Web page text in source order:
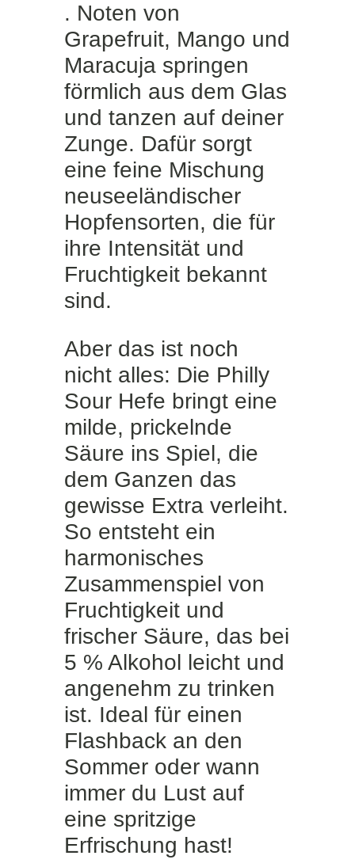
. Noten von
Grapefruit, Mango und
Maracuja springen
förmlich aus dem Glas
und tanzen auf deiner
Zunge. Dafür sorgt
eine feine Mischung
neuseeländischer
Hopfensorten, die für
ihre Intensität und
Fruchtigkeit bekannt
sind.
Aber das ist noch
nicht alles: Die Philly
Sour Hefe bringt eine
milde, prickelnde
Säure ins Spiel, die
dem Ganzen das
gewisse Extra verleiht.
So entsteht ein
harmonisches
Zusammenspiel von
Fruchtigkeit und
frischer Säure, das bei
5 % Alkohol leicht und
angenehm zu trinken
ist. Ideal für einen
Flashback an den
Sommer oder wann
immer du Lust auf
eine spritzige
Erfrischung hast!